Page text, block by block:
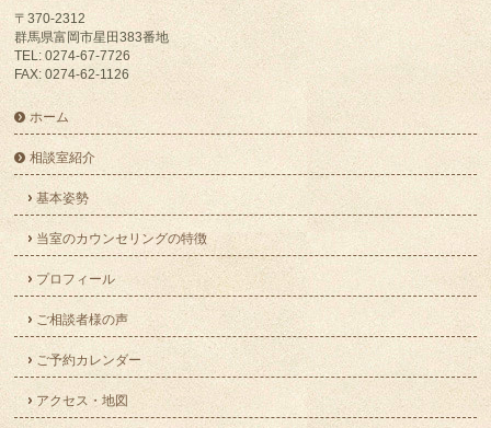
〒370-2312
群馬県富岡市星田383番地
TEL: 0274-67-7726
FAX: 0274-62-1126
ホーム
相談室紹介
基本姿勢
当室のカウンセリングの特徴
プロフィール
ご相談者様の声
ご予約カレンダー
アクセス・地図